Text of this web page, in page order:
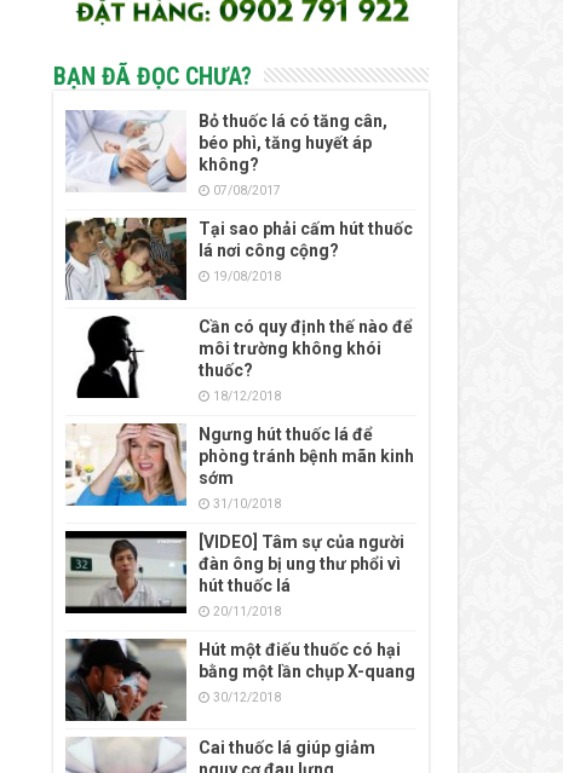
BẠN ĐÃ ĐỌC CHƯA?
Bỏ thuốc lá có tăng cân,
béo phì, tăng huyết áp
không?
07/08/2017
Tại sao phải cấm hút thuốc
lá nơi công cộng?
19/08/2018
Cần có quy định thế nào để
môi trường không khói
thuốc?
18/12/2018
Ngưng hút thuốc lá để
phòng tránh bệnh mãn kinh
sớm
31/10/2018
[VIDEO] Tâm sự của người
đàn ông bị ung thư phổi vì
hút thuốc lá
20/11/2018
Hút một điếu thuốc có hại
bằng một lần chụp X-quang
30/12/2018
Cai thuốc lá giúp giảm